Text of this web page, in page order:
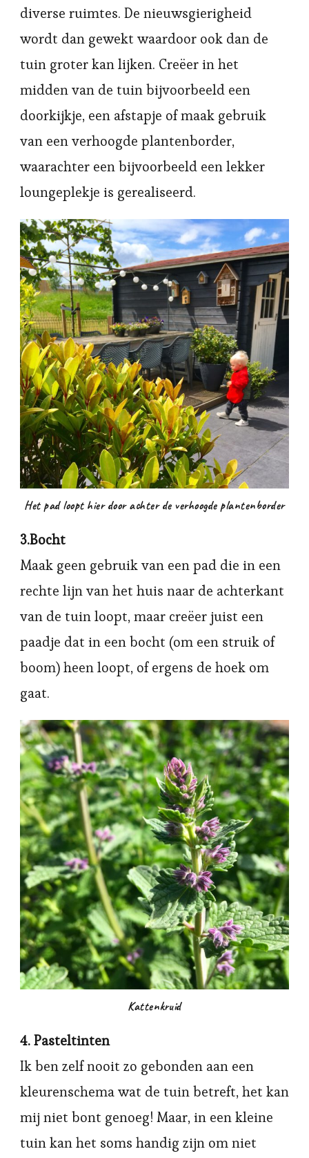
diverse ruimtes. De nieuwsgierigheid
wordt dan gewekt waardoor ook dan de
tuin groter kan lijken. Creëer in het
midden van de tuin bijvoorbeeld een
doorkijkje, een afstapje of maak gebruik
van een verhoogde plantenborder,
waarachter een bijvoorbeeld een lekker
loungeplekje is gerealiseerd.
Het pad loopt hier door achter de verhoogde plantenborder
3.Bocht
Maak geen gebruik van een pad die in een
rechte lijn van het huis naar de achterkant
van de tuin loopt, maar creëer juist een
paadje dat in een bocht (om een struik of
boom) heen loopt, of ergens de hoek om
gaat.
Kattenkruid
4. Pasteltinten
Ik ben zelf nooit zo gebonden aan een
kleurenschema wat de tuin betreft, het kan
mij niet bont genoeg! Maar, in een kleine
tuin kan het soms handig zijn om niet